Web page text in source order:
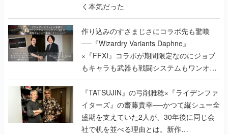
く本気だった
作り込みのすさまじさにコラボ先も驚嘆
──『Wizardry Variants Daphne』
×『FFXI』コラボが期間限定なのにジョブ
もキャラも武器も戦闘システムもワンオフ
で作り込まれた理由を両ディレクターに聞
く
『TATSUJIN』の弓削雅稔×『ライデンファ
イターズ』の齋藤貴幸──かつて縦シュー全
盛期を支えていた2人が、30年後に同じ会
社で机を並べる理由とは。新作